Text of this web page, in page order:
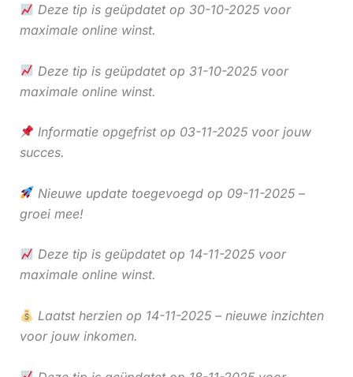
Deze tip is geüpdatet op 30-10-2025 voor
maximale online winst.
Deze tip is geüpdatet op 31-10-2025 voor
maximale online winst.
Informatie opgefrist op 03-11-2025 voor jouw
succes.
Nieuwe update toegevoegd op 09-11-2025 –
groei mee!
Deze tip is geüpdatet op 14-11-2025 voor
maximale online winst.
Laatst herzien op 14-11-2025 – nieuwe inzichten
voor jouw inkomen.